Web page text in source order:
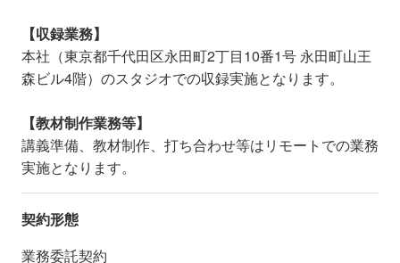
【収録業務】
本社（東京都千代田区永田町2丁目10番1号 永田町山王
森ビル4階）のスタジオでの収録実施となります。
【教材制作業務等】
講義準備、教材制作、打ち合わせ等はリモートでの業務
実施となります。
契約形態
業務委託契約